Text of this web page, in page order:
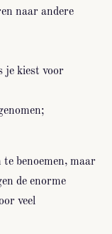
naar andere
je kiest voor
benoemen, maar
de enorme
veel